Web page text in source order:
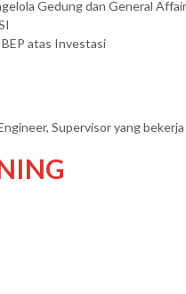
Gedung dan General
atas Investasi
Supervisor yang